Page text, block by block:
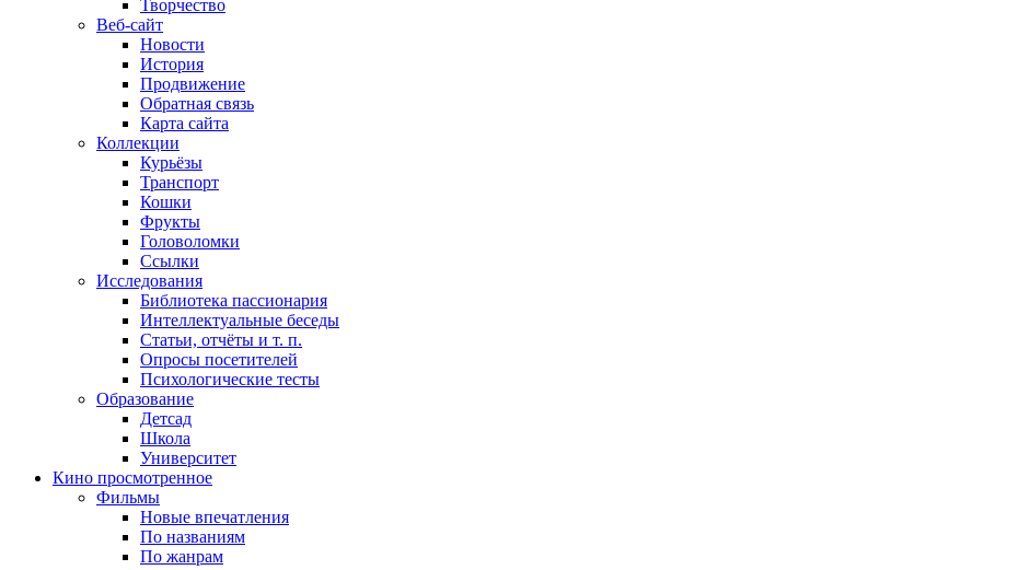
Творчество
Веб-сайт
Новости
История
Продвижение
Обратная связь
Карта сайта
Коллекции
Курьёзы
Транспорт
Кошки
Фрукты
Головоломки
Ссылки
Исследования
Библиотека пассионария
Интеллектуальные беседы
Статьи, отчёты и т. п.
Опросы посетителей
Психологические тесты
Образование
Детсад
Школа
Университет
Кино просмотренное
Фильмы
Новые впечатления
По названиям
По жанрам